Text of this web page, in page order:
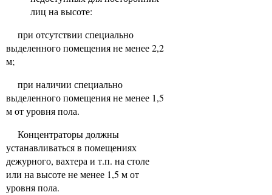
лиц на высоте:
при отсутствии специально
выделенного помещения не менее 2,2
м;
при наличии специально
выделенного помещения не менее 1,5
м от уровня пола.
Концентраторы должны
устанавливаться в помещениях
дежурного, вахтера и т.п. на столе
или на высоте не менее 1,5 м от
уровня пола.